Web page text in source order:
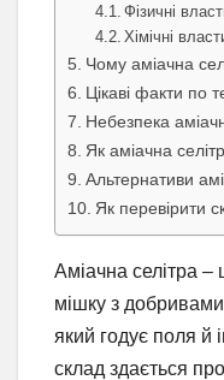
Фізичні
Хімічні
Чому аміачна
Цікаві факти по
Небезпека
Як аміачна
Альтернативи
Як перевірити
Аміачна селітра –
мішку з
який годує поля й
склад здається